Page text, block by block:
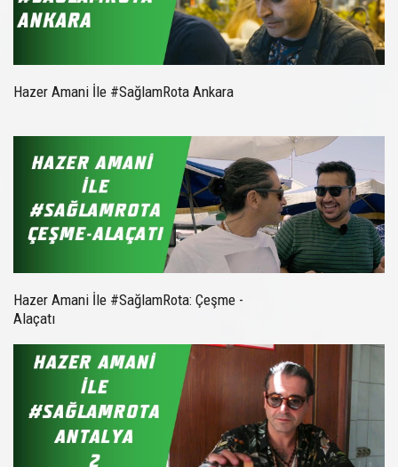
Hazer Amani İle #SağlamRota Ankara
Hazer Amani İle #SağlamRota: Çeşme -
Alaçatı